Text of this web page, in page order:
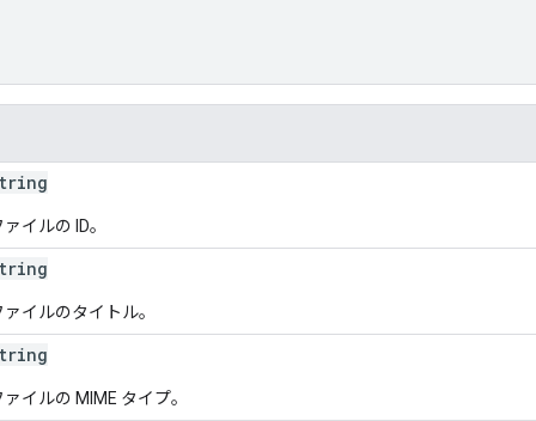
ァイルの ID。
ァイルのタイトル。
ァイルの MIME タイプ。